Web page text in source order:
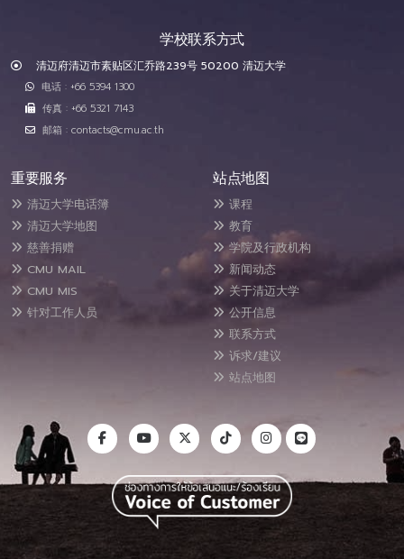
学校联系方式
清迈府清迈市素贴区汇乔路239号 50200 清迈大学
电话 : +66 5394 1300
传真 : +66 5321 7143
邮箱 : contacts@cmu.ac.th
重要服务
清迈大学电话簿
清迈大学地图
慈善捐赠
CMU MAIL
CMU MIS
针对工作人员
站点地图
课程
教育
学院及行政机构
新闻动态
关于清迈大学
公开信息
联系方式
诉求/建议
站点地图